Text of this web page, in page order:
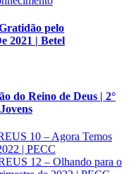
pelo
2021 | Betel
do Reino de Deus | 2°
10 – Agora Temos
| PECC
12 – Olhando para o